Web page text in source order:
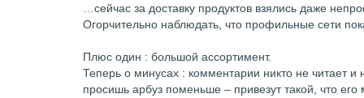
…сейчас за доставку продуктов взялись даже
Огорчительно наблюдать, что профильные сети
Плюс один : большой ассортимент.
Теперь о минусах : комментарии никто не читает и
просишь арбуз поменьше – привезут такой, что